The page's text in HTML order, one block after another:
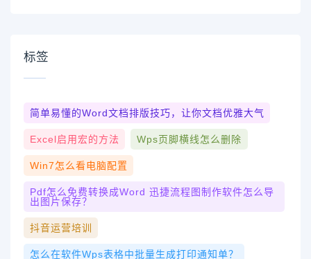
标签
简单易懂的Word文档排版技巧，让你文档优雅大气
Excel启用宏的方法 Wps页脚横线怎么删除
Win7怎么看电脑配置
Pdf怎么免费转换成word 迅捷流程图制作软件怎么导
出图片保存？
抖音运营培训
怎么在软件wps表格中批量生成打印通知单？